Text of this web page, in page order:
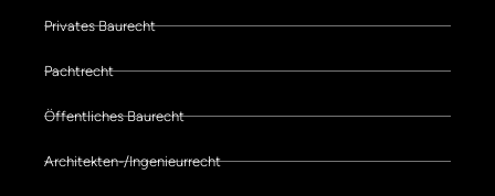
Privates Baurecht
Pachtrecht
Öffentliches Baurecht
Architekten-/Ingenieurrecht